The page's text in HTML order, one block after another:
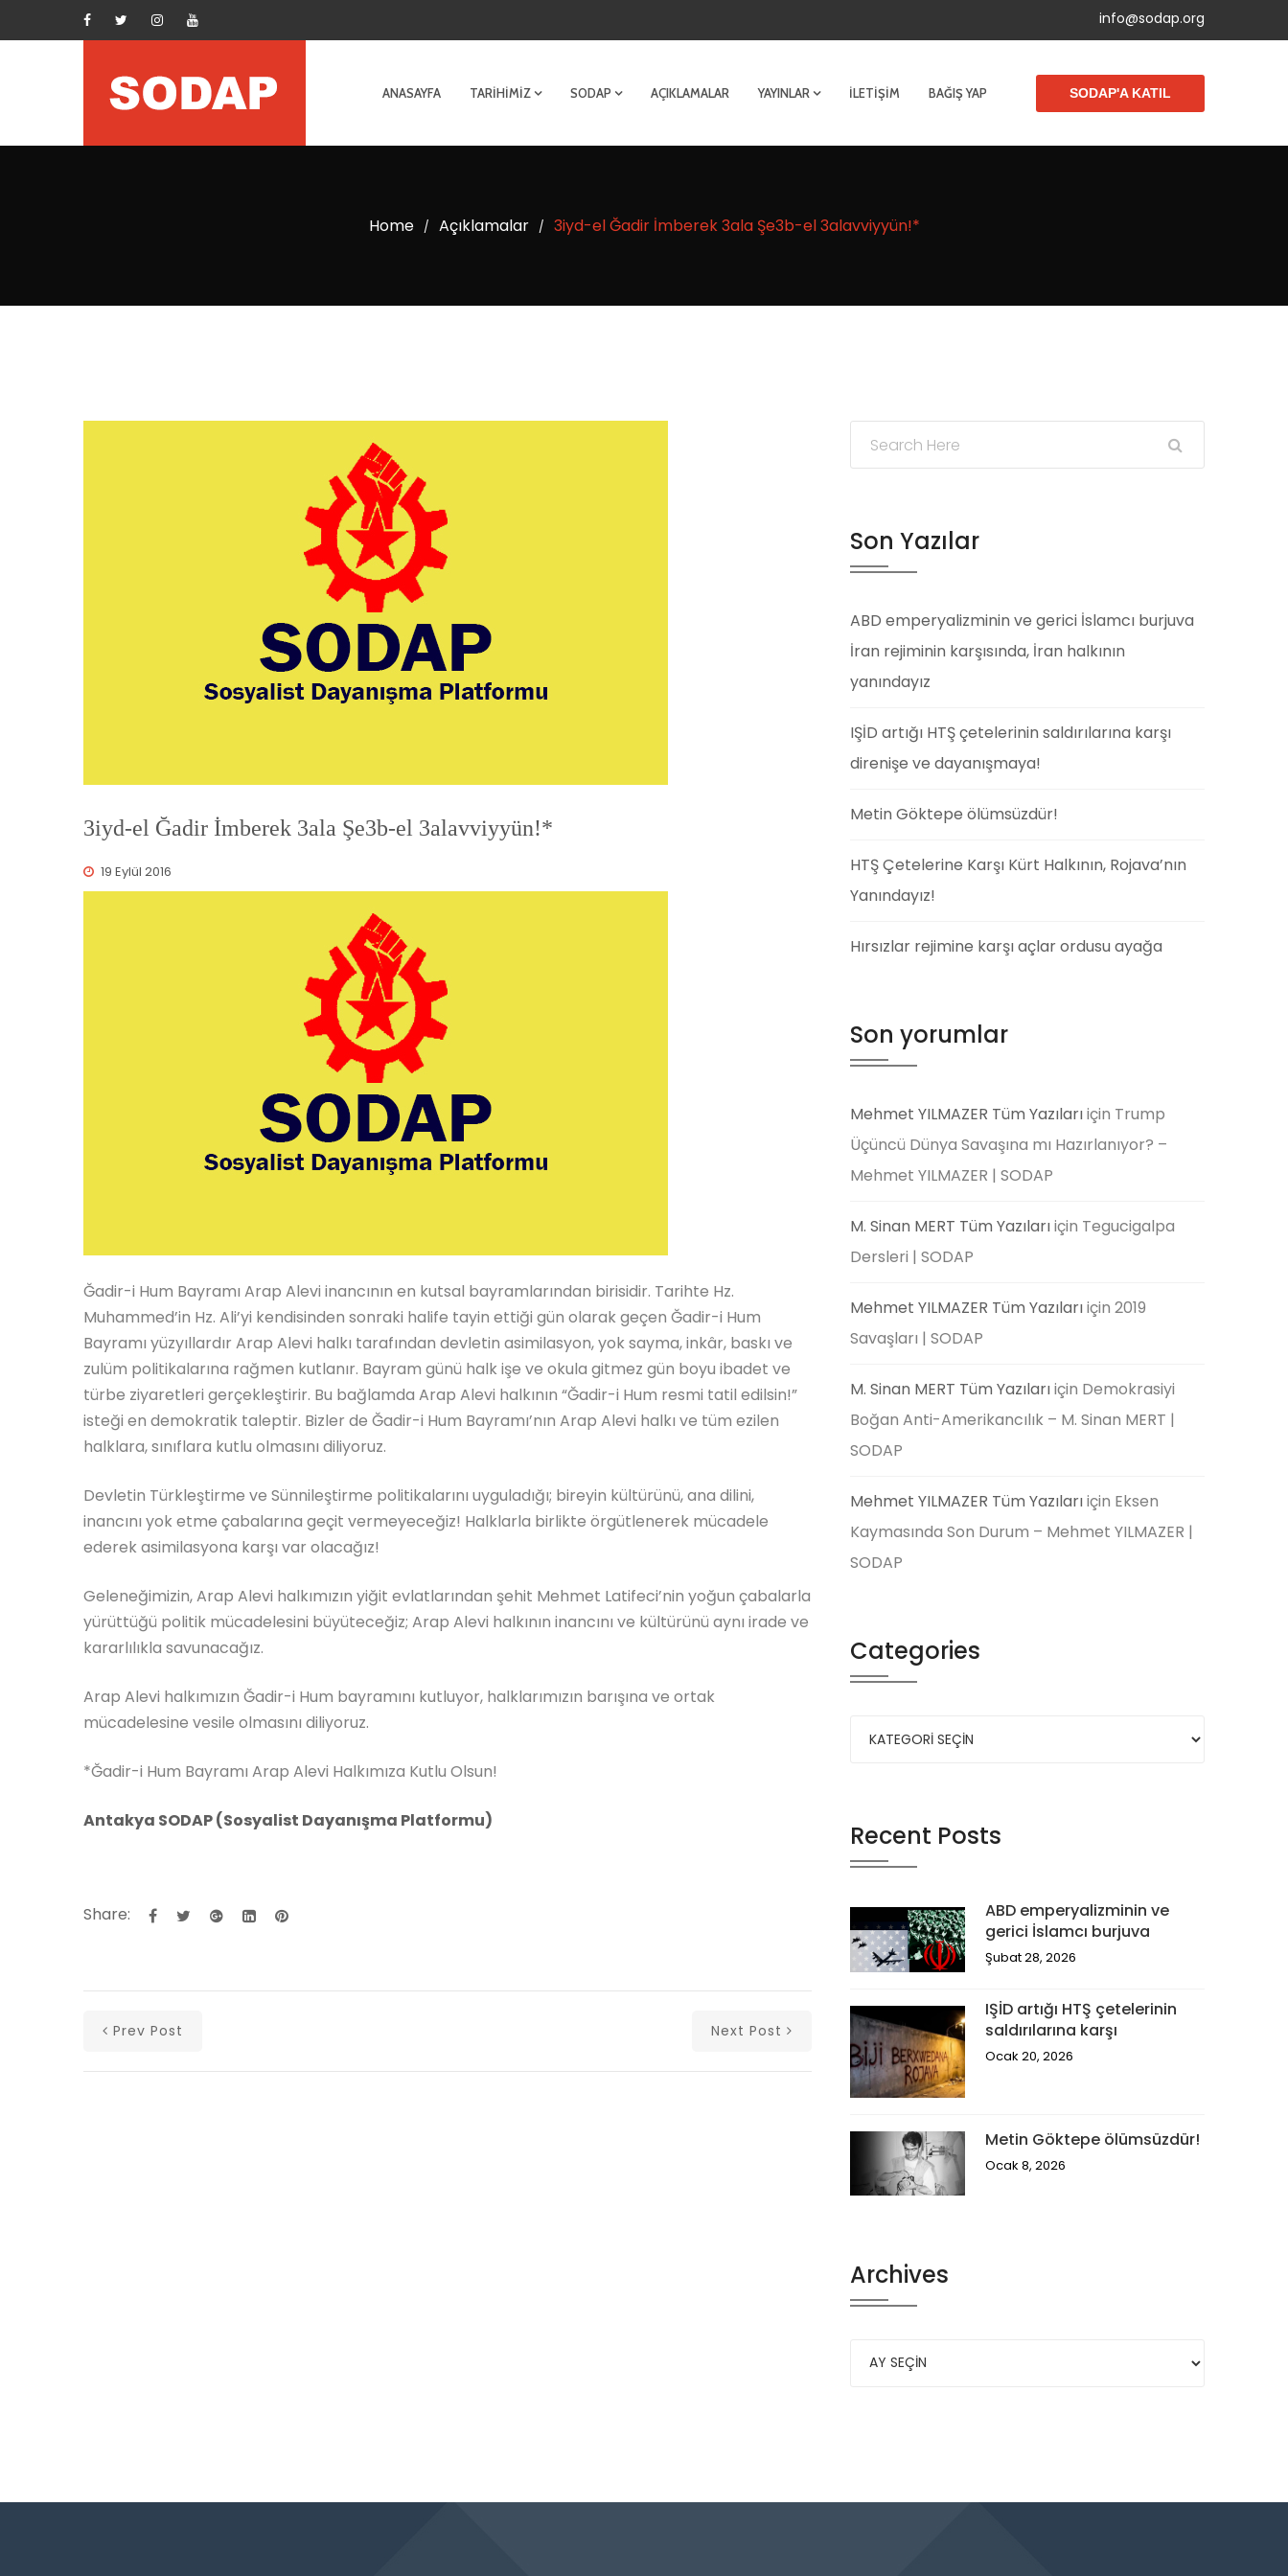
info@sodap.org
ANASAYFA TARIHIMIZ SODAP AÇIKLAMALAR YAYINLAR İLETIŞIM BAĞIŞ YAP SODAP'A KATIL
Home / Açıklamalar / 3iyd-el Ğadir İmberek 3ala Şe3b-el 3alavviyyün!*
3iyd-el Ğadir İmberek 3ala Şe3b-el 3alavviyyün!*
19 Eylül 2016
Ğadir-i Hum Bayramı Arap Alevi inancının en kutsal bayramlarından birisidir. Tarihte Hz.
Muhammed’in Hz. Ali’yi kendisinden sonraki halife tayin ettiği gün olarak geçen Ğadir-i Hum
Bayramı yüzyıllardır Arap Alevi halkı tarafından devletin asimilasyon, yok sayma, inkâr, baskı ve
zulüm politikalarına rağmen kutlanır. Bayram günü halk işe ve okula gitmez gün boyu ibadet ve
türbe ziyaretleri gerçekleştirir. Bu bağlamda Arap Alevi halkının “Ğadir-i Hum resmi tatil edilsin!”
isteği en demokratik taleptir. Bizler de Ğadir-i Hum Bayramı’nın Arap Alevi halkı ve tüm ezilen
halklara, sınıflara kutlu olmasını diliyoruz.
Devletin Türkleştirme ve Sünnileştirme politikalarını uyguladığı; bireyin kültürünü, ana dilini,
inancını yok etme çabalarına geçit vermeyeceğiz! Halklarla birlikte örgütlenerek mücadele
ederek asimilasyona karşı var olacağız!
Geleneğimizin, Arap Alevi halkımızın yiğit evlatlarından şehit Mehmet Latifeci’nin yoğun çabalarla
yürüttüğü politik mücadelesini büyüteceğiz; Arap Alevi halkının inancını ve kültürünü aynı irade ve
kararlılıkla savunacağız.
Arap Alevi halkımızın Ğadir-i Hum bayramını kutluyor, halklarımızın barışına ve ortak
mücadelesine vesile olmasını diliyoruz.
*Ğadir-i Hum Bayramı Arap Alevi Halkımıza Kutlu Olsun!
Antakya SODAP (Sosyalist Dayanışma Platformu)
Share:
Prev Post Next Post
Son Yazılar
ABD emperyalizminin ve gerici İslamcı burjuva
İran rejiminin karşısında, İran halkının
yanındayız
IŞİD artığı HTŞ çetelerinin saldırılarına karşı
direnişe ve dayanışmaya!
Metin Göktepe ölümsüzdür!
HTŞ Çetelerine Karşı Kürt Halkının, Rojava’nın
Yanındayız!
Hırsızlar rejimine karşı açlar ordusu ayağa
Son yorumlar
Mehmet YILMAZER Tüm Yazılarıiçin Trump
Üçüncü Dünya Savaşına mı Hazırlanıyor? –
Mehmet YILMAZER | SODAP
M. Sinan MERT Tüm Yazılarıiçin Tegucigalpa
Dersleri | SODAP
Mehmet YILMAZER Tüm Yazılarıiçin 2019
Savaşları | SODAP
M. Sinan MERT Tüm Yazılarıiçin Demokrasiyi
Boğan Anti-Amerikancılık – M. Sinan MERT |
SODAP
Mehmet YILMAZER Tüm Yazılarıiçin Eksen
Kaymasında Son Durum – Mehmet YILMAZER |
SODAP
Categories
Recent Posts
ABD emperyalizminin ve
gerici İslamcı burjuva
Şubat 28, 2026
IŞİD artığı HTŞ çetelerinin
saldırılarına karşı
Ocak 20, 2026
Metin Göktepe ölümsüzdür!
Ocak 8, 2026
Archives